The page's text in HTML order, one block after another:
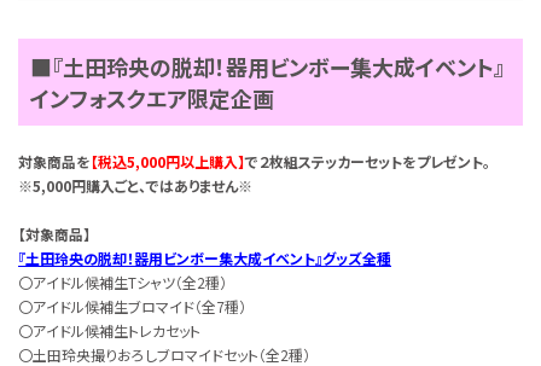
■『土田玲央の脱却！器用ビンボー集大成イベント』
インフォスクエア限定企画
対象商品を【税込5,000円以上購入】で２枚組ステッカーセットをプレゼント。
※5,000円購入ごと、ではありません※
【対象商品】
『土田玲央の脱却！器用ビンボー集大成イベント』グッズ全種
〇アイドル候補生Tシャツ（全2種）
〇アイドル候補生ブロマイド（全7種）
〇アイドル候補生トレカセット
〇土田玲央撮りおろしブロマイドセット（全2種）